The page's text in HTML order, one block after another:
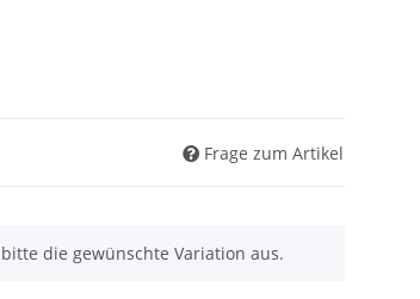
Frage zum Artikel
die gewünschte Variation aus.